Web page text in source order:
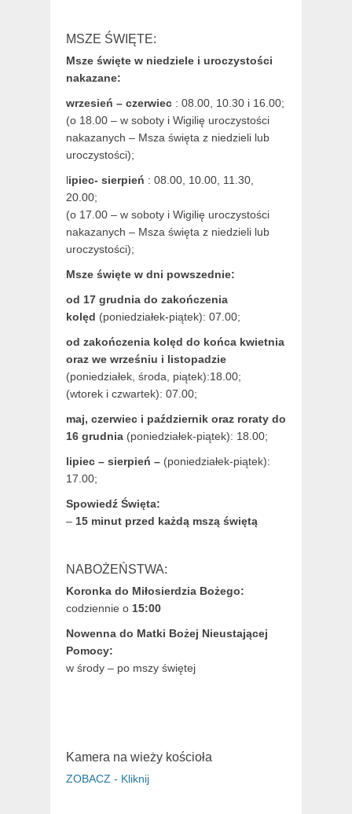
MSZE ŚWIĘTE:
Msze święte w niedziele i uroczystości
nakazane:
wrzesień – czerwiec : 08.00, 10.30 i 16.00;
(o 18.00 – w soboty i Wigilię uroczystości
nakazanych – Msza święta z niedzieli lub
uroczystości);
lipiec- sierpień : 08.00, 10.00, 11.30,
20.00;
(o 17.00 – w soboty i Wigilię uroczystości
nakazanych – Msza święta z niedzieli lub
uroczystości);
Msze święte w dni powszednie:
od 17 grudnia do zakończenia
kolęd (poniedziałek-piątek): 07.00;
od zakończenia kolęd do końca kwietnia
oraz we wrześniu i listopadzie
(poniedziałek, środa, piątek):18.00;
(wtorek i czwartek): 07.00;
maj, czerwiec i październik oraz roraty do
16 grudnia (poniedziałek-piątek): 18.00;
lipiec – sierpień – (poniedziałek-piątek):
17.00;
Spowiedź Święta:
– 15 minut przed każdą mszą świętą
NABOŻEŃSTWA:
Koronka do Miłosierdzia Bożego:
codziennie o 15:00
Nowenna do Matki Bożej Nieustającej
Pomocy:
w środy – po mszy świętej
Kamera na wieży kościoła
ZOBACZ - Kliknij